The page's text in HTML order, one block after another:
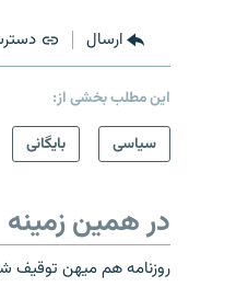
ارسال
این مطلب بخشی از:
سیاسی
بایگانی
در همین زمینه
روزنامه هم ميهن توقيف